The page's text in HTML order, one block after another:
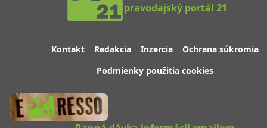
Spravodajský portál 21
Kontakt Redakcia Inzercia
Ochrana súkromia
Podmienky použitia cookies